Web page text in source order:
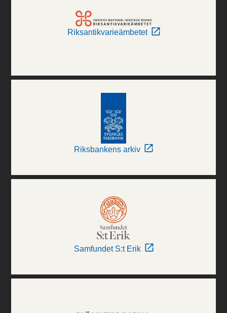
Riksantikvarieämbetet
Riksbankens arkiv
Samfundet S:t Erik